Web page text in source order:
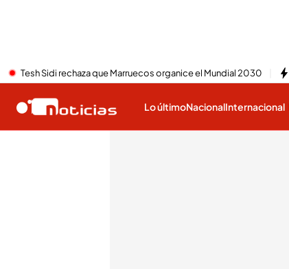
Tesh Sidi rechaza que Marruecos organice el Mundial 2030
Lo últimoNacionalInternacional